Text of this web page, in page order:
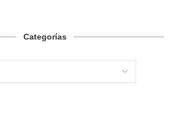
Categorías